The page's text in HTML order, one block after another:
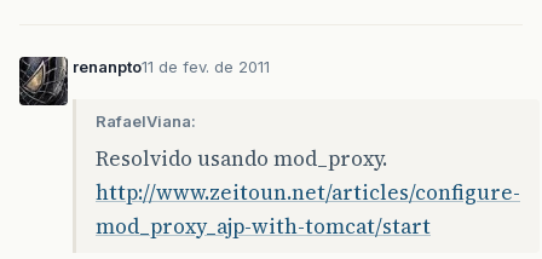
renanpto11 de fev. de 2011
RafaelViana:
Resolvido usando mod_proxy.
http://www.zeitoun.net/articles/configure-
mod_proxy_ajp-with-tomcat/start